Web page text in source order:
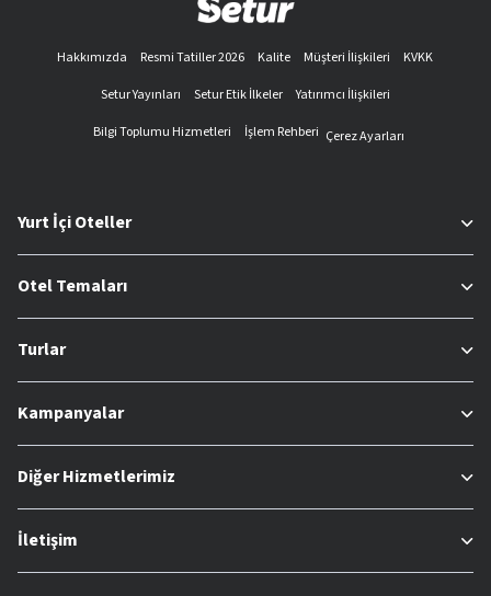
Hakkımızda Resmi Tatiller 2026 Kalite Müşteri İlişkileri
KVKK
Setur Yayınları
Setur Etik İlkeler
Yatırımcı İlişkileri
Bilgi Toplumu Hizmetleri
İşlem Rehberi Çerez Ayarları
Yurt İçi Oteller
Otel Temaları
Turlar
Kampanyalar
Diğer Hizmetlerimiz
İletişim